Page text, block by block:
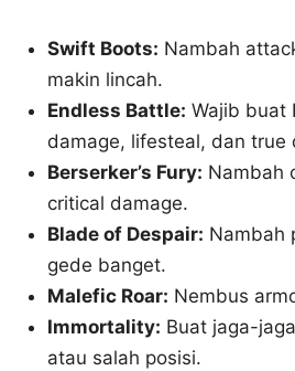
Swift Boots: Nambah
makin lincah.
Endless Battle: Wajib buat
damage, lifesteal, dan true
Berserker’s Fury: Nambah
critical damage.
Blade of Despair: Nambah
gede banget.
Malefic Roar: Nembus
Immortality: Buat jaga-
atau salah posisi.